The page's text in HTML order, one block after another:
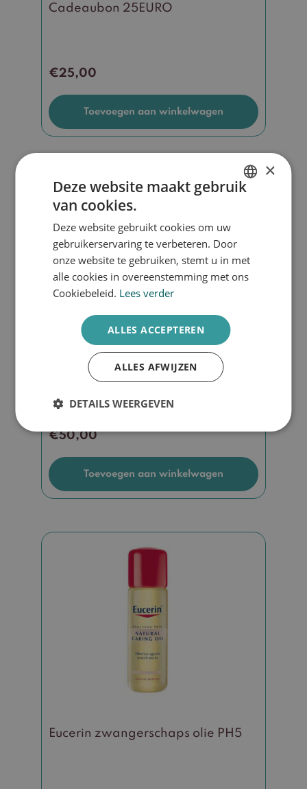
Cadeaubon 25EURO
€25,00
Toevoegen aan winkelwagen
Cadeaubon 50EURO
€50,00
Toevoegen aan winkelwagen
Eucerin zwangerschaps olie PH5
×
Deze website maakt gebruik
van cookies.
Deze website gebruikt cookies om uw
gebruikerservaring te verbeteren. Door
onze website te gebruiken, stemt u in met
alle cookies in overeenstemming met ons
Cookiebeleid. Lees verder
ALLES ACCEPTEREN
ALLES AFWIJZEN
DETAILS WEERGEVEN